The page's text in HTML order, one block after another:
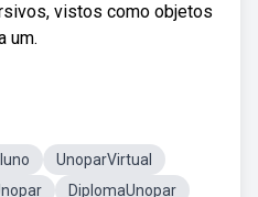
vistos como objetos
um.
UnoparVirtual
DiplomaUnopar